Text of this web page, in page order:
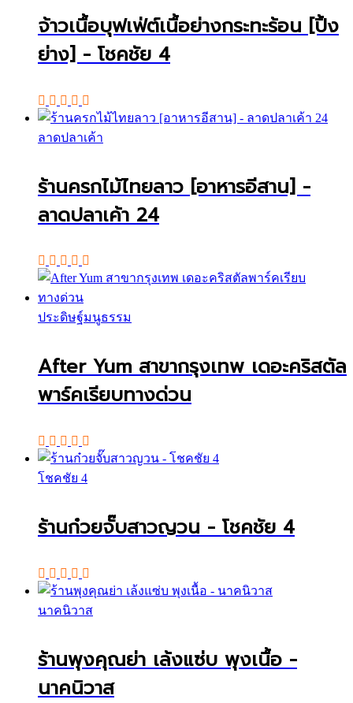
จ้าวเนื้อบุฟเฟ่ต์เนื้อย่างกระทะร้อน [ปิ้ง
ย่าง] - โชคชัย 4
ลาดปลาเค้า
ร้านครกไม้ไทยลาว [อาหารอีสาน] -
ลาดปลาเค้า 24
ประดิษฐ์มนูธรรม
After Yum สาขากรุงเทพ เดอะคริสตัล
พาร์คเรียบทางด่วน
โชคชัย 4
ร้านก๋วยจั๊บสาวญวน - โชคชัย 4
นาคนิวาส
ร้านพุงคุณย่า เล้งแซ่บ พุงเนื้อ -
นาคนิวาส